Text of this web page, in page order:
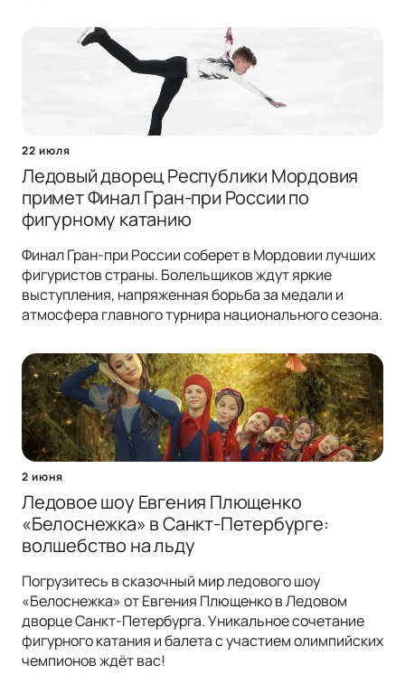
22 июля
Ледовый дворец Республики Мордовия
примет Финал Гран-при России по
фигурному катанию
Финал Гран-при России соберет в Мордовии лучших
фигуристов страны. Болельщиков ждут яркие
выступления, напряженная борьба за медали и
атмосфера главного турнира национального сезона.
2 июня
Ледовое шоу Евгения Плющенко
«Белоснежка» в Санкт-Петербурге:
волшебство на льду
Погрузитесь в сказочный мир ледового шоу
«Белоснежка» от Евгения Плющенко в Ледовом
дворце Санкт-Петербурга. Уникальное сочетание
фигурного катания и балета с участием олимпийских
чемпионов ждёт вас!